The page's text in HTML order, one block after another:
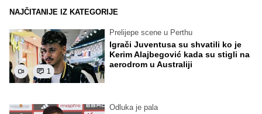
NAJČITANIJE IZ KATEGORIJE
1
Prelijepe scene u Perthu
Igrači Juventusa su shvatili ko je
Kerim Alajbegović kada su stigli na
aerodrom u Australiji
Odluka je pala